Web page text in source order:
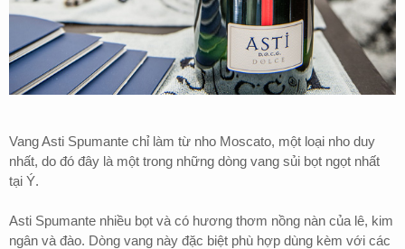
Vang Asti Spumante chỉ làm từ nho Moscato, một loại nho duy
nhất, do đó đây là một trong những dòng vang sủi bọt ngọt nhất
tại Ý.
Asti Spumante nhiều bọt và có hương thơm nồng nàn của lê, kim
ngân và đào. Dòng vang này đặc biệt phù hợp dùng kèm với các